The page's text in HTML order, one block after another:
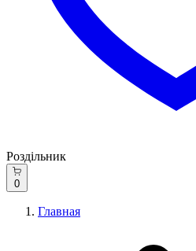
Роздільник
0
Главная